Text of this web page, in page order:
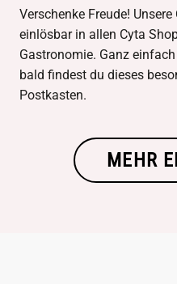
Verschenke Freude!
einlösbar in allen Cyta
Gastronomie. Ganz
bald findest du dieses
Postkasten.
MEHR